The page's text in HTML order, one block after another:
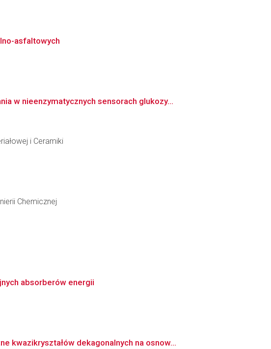
asfaltowych
w nieenzymatycznych sensorach glukozy...
i Ceramiki
Chemicznej
absorberów energii
kwazikryształów dekagonalnych na osnow...